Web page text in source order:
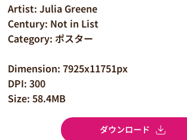
Artist: Julia Greene
Century: Not in List
Category: ポスター
Dimension: 7925x11751px
DPI: 300
Size: 58.4MB
ダウンロード